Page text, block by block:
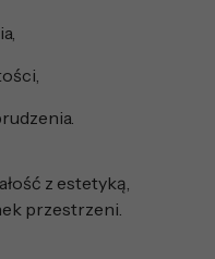
z estetyką,
przestrzeni.